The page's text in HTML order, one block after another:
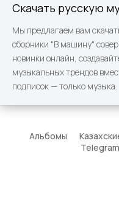
Скачать русскую
Мы предлагаем вам
сборники "В машину"
новинки онлайн,
музыкальных трендов
подписок — только музыка.
Альбомы
Telegram